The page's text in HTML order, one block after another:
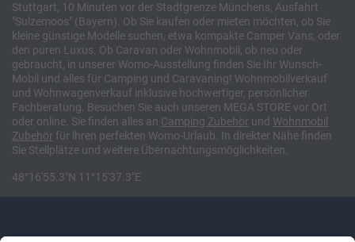
Stuttgart, 10 Minuten vor der Stadtgrenze Münchens, Ausfahrt
"Sulzemoos" (Bayern). Ob Sie kaufen oder mieten möchten, ob Sie
kleine günstige Modelle suchen, etwa kompakte Camper Vans, oder
den puren Luxus. Ob Caravan oder Wohnmobil, ob neu oder
gebraucht, in unserer Womo-Ausstellung finden Sie Ihr Wunsch-
Mobil und alles für Camping und Caravaning! Wohnmobilverkauf
und Wohnwagenverkauf inklusive hochwertiger, persönlicher
Fachberatung. Besuchen Sie auch unseren MEGA STORE vor Ort
oder online. Sie finden alles an Camping Zubehör und Wohnmobil
Zubehör für ihren perfekten Womo-Urlaub. In direkter Nähe finden
Sie Stellplätze und weitere Übernachtungsmöglichkeiten.
48°16'55.3"N 11°15'37.3"E